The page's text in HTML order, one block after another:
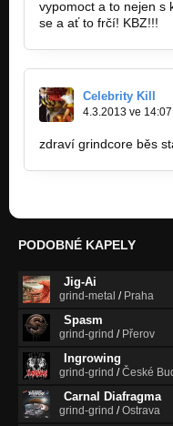
vypomoct a to nejen s
se a ať to frčí! KBZ!!!
Celebrity Kill
4.3.2013 ve 14:07
zdraví grindcore běs
PODOBNÉ KAPELY
Jig-Ai
grind-metal / Praha
Spasm
grind-grind / Přerov
Ingrowing
grind-grind /České
Carnal Diafragma
grind-grind /Ostrava